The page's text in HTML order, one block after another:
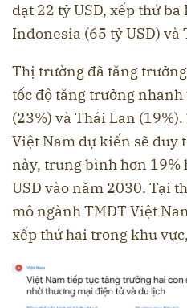
đạt 22 tỷ USD, xếp thứ
Indonesia (65 tỷ USD) và
Thị trường đã tăng
tốc độ tăng trưởng
(23%) và Thái Lan
Việt Nam dự kiến sẽ duy
này, trung bình hơn 19%
USD vào năm 2030. Tại
mô ngành TMĐT Việt
xếp thứ hai trong khu